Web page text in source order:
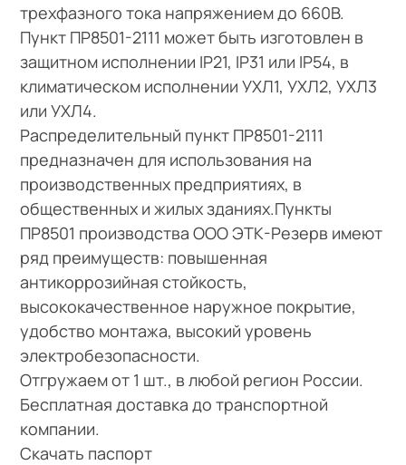
трехфазного тока напряжением до 660В.
Пункт ПР8501-2111 может быть изготовлен в
защитном исполнении IP21, IP31 или IP54, в
климатическом исполнении УХЛ1, УХЛ2, УХЛ3
или УХЛ4.
Распределительный пункт ПР8501-2111
предназначен для использования на
производственных предприятиях, в
общественных и жилых зданиях.Пункты
ПР8501 производства ООО ЭТК-Резерв имеют
ряд преимуществ: повышенная
антикоррозийная стойкость,
высококачественное наружное покрытие,
удобство монтажа, высокий уровень
электробезопасности.
Отгружаем от 1 шт., в любой регион России.
Бесплатная доставка до транспортной
компании.
Скачать паспорт